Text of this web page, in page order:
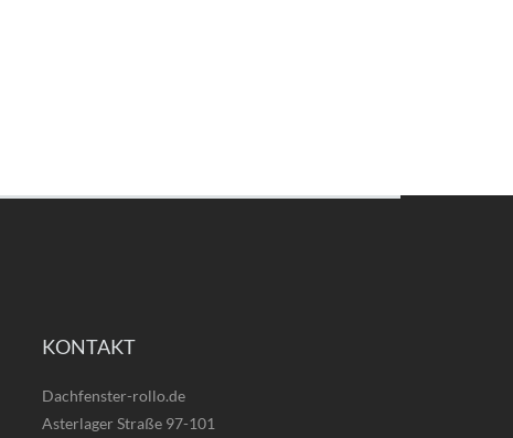
KONTAKT
Dachfenster-rollo.de
Asterlager Straße 97-101